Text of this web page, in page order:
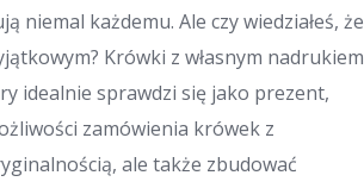
niemal każdemu. Ale czy wiedziałeś, że
Krówki z własnym nadrukiem
idealnie sprawdzi się jako prezent,
zamówienia krówek z
ale także zbudować